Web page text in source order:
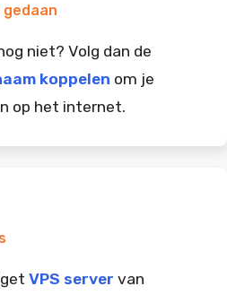
gedaan
niet? Volg dan de
koppelen om je
op het internet.
VPS server van